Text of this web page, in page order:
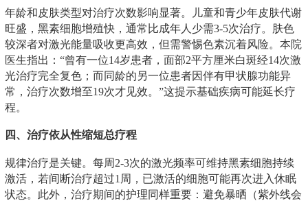
年龄和皮肤类型对治疗次数影响显著。儿童和青少年皮肤代谢
旺盛，黑素细胞增殖快，通常比成年人少需3-5次治疗。肤色
较深者对激光能量吸收更高效，但需警惕色素沉着风险。本院
医生指出：“曾有一位14岁患者，面部2平方厘米白斑经14次激
光治疗完全复色；而同龄的另一位患者因伴有甲状腺功能异
常，治疗次数增至19次才见效。”这提示基础疾病可能延长疗
程。
四、治疗依从性缩短总疗程
规律治疗是关键。每周2-3次的激光频率可维持黑素细胞持续
激活，若间断治疗超过1周，已激活的细胞可能再次进入休眠
状态。此外，治疗期间的护理同样重要：避免暴晒（紫外线会